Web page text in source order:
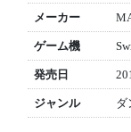
メーカー
ゲーム機
発売日
ジャンル ダ